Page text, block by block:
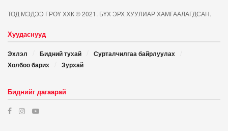
ТОД МЭДЭЭ ГРӨҮ ХХК © 2021. БҮХ ЭРХ ХУУЛИАР ХАМГААЛАГДСАН.
Хуудаснууд
Эхлэл Бидний тухай
Сурталчилгаа байрлуулах
Холбоо барих
Зурхай
Биднийг дагаарай